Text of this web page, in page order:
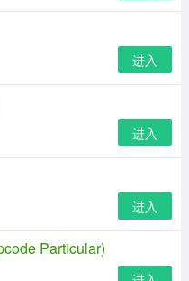
息，运行就是注册版，
进入
进入
进入
Particular)